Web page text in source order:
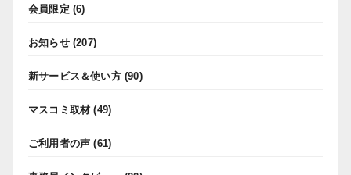
会員限定 (6)
お知らせ(207)
新サービス＆使い方(90)
マスコミ取材 (49)
ご利用者の声 (61)